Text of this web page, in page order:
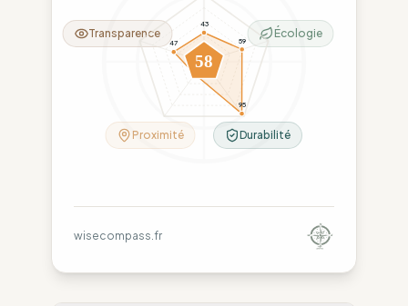
43
59
95
23
47
58
Écologie
Durabilité
Proximité
Transparence
wisecompass.fr